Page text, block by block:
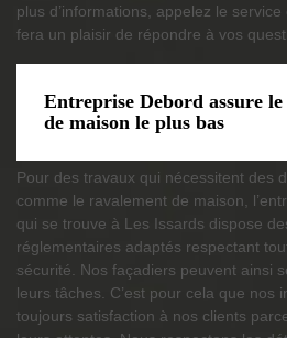
plus d’informations, appelez le
fera un plaisir de répondre à vos
Entreprise Debord assure
de maison le plus bas
Pour des travaux qui nécessitent des
comme le ravalement de maison,
qui se trouve à Les Issards dispose
réglementaires adaptés respectant
sécurité. Nos façadiers peuvent ainsi
leurs tâches. C’est pour cela que nos
toujours satisfaction à nos clients